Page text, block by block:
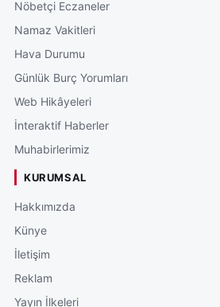
Nöbetçi Eczaneler
Namaz Vakitleri
Hava Durumu
Günlük Burç Yorumları
Web Hikâyeleri
İnteraktif Haberler
Muhabirlerimiz
KURUMSAL
Hakkımızda
Künye
İletişim
Reklam
Yayın İlkeleri